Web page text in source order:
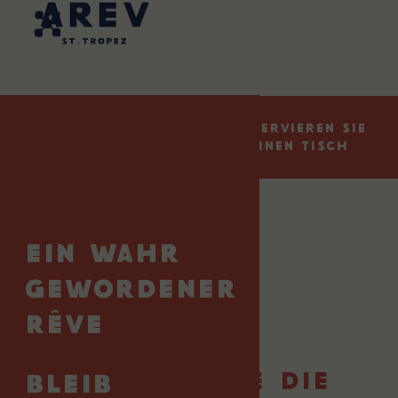
EN
FR
Reservieren Sie
Einen Tisch
EIN WAHR
GEWORDENER
RÊVE
BLEIB
angebote
BELEBEN SIE DIE